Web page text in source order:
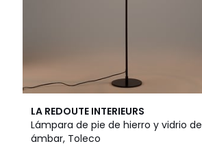
LA REDOUTE INTERIEURS
Lámpara de pie de hierro y vidrio de
ámbar, Toleco
5
/
5